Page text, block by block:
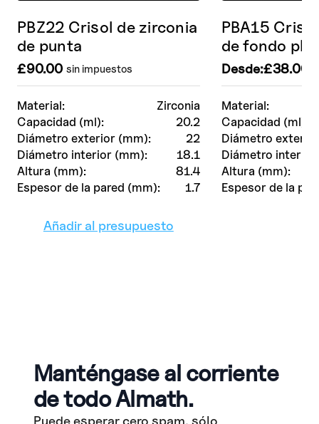
Material:
Zirconia
Capacidad (ml):
20.2
Diámetro exterior (mm):
22
Diámetro interior (mm):
18.1
Altura (mm):
81.4
Espesor de la pared (mm):
1.7
PBZ22 Crisol de zirconia
de punta
£90.00 sin impuestos
Añadir al presupuesto
Material:
Capacidad (ml):
Diámetro
Diámetro interior
Altura (mm):
Espesor de la
PBA15
de fondo
Desde:£38.00
Manténgase al corriente
de todo Almath.
Puede esperar cero spam, sólo